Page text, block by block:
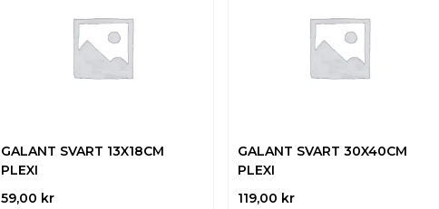
GALANT SVART 13X18CM
PLEXI
59,00 kr
GALANT SVART 30X40CM
PLEXI
119,00 kr